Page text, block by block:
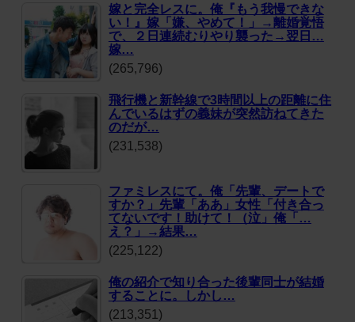
嫁と完全レスに。俺『もう我慢できな
い！』嫁「嫌、やめて！」→離婚覚悟
で、２日連続むりやり襲った→翌日…
嫁…
(265,796)
飛行機と新幹線で3時間以上の距離に住
んでいるはずの義妹が突然訪ねてきた
のだが…
(231,538)
ファミレスにて。俺「先輩、デートで
すか？」先輩「ああ」女性「付き合っ
てないです！助けて！（泣」俺「…
え？」→結果…
(225,122)
俺の紹介で知り合った後輩同士が結婚
することに。しかし…
(213,351)